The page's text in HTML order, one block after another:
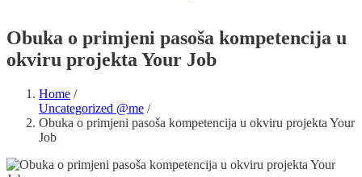
Obuka o primjeni pasoša kompetencija u
okviru projekta Your Job
Home /
Uncategorized @me /
Obuka o primjeni pasoša kompetencija u okviru projekta Your
Job